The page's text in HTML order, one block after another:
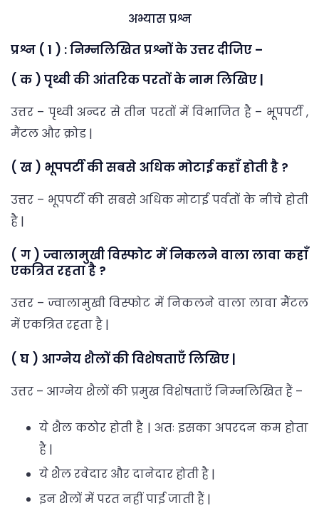
अभ्यास प्रश्न
प्रश्न ( 1 ) : निम्नलिखित प्रश्नों के उत्तर दीजिए –
( क ) पृथ्वी की आंतरिक परतों के नाम लिखिए |
उत्तर – पृथ्वी अन्दर से तीन परतों में विभाजित है – भूपपर्टी ,
मैंटल और क्रोड |
( ख ) भूपपर्टी की सबसे अधिक मोटाई कहाँ होती है ?
उत्तर – भूपपर्टी की सबसे अधिक मोटाई पर्वतों के नीचे होती
है |
( ग ) ज्वालामुखी विस्फोट में निकलने वाला लावा कहाँ
एकत्रित रहता है ?
उत्तर – ज्वालामुखी विस्फोट में निकलने वाला लावा मैंटल
में एकत्रित रहता है |
( घ ) आग्नेय शैलों की विशेषताएँ लिखिए |
उत्तर – आग्नेय शैलों की प्रमुख विशेषताएँ निम्नलिखित हैं –
ये शैल कठोर होती है | अतः इसका अपरदन कम होता
है |
ये शैल रवेदार और दानेदार होती है |
इन शैलों में परत नहीं पाई जाती हैं |